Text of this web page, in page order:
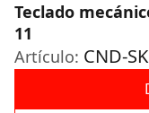
Teclado
11
Artículo: CND-